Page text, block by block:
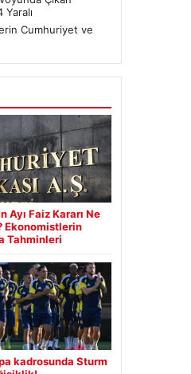
Yaralı
Cumhuriyet ve
Ayı Faiz Kararı Ne
Ekonomistlerin
Tahminleri
kadrosunda Sturm